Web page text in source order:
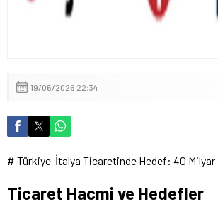
19/06/2026 22:34
# Türkiye-İtalya Ticaretinde Hedef: 40 Milyar
Ticaret Hacmi ve Hedefler